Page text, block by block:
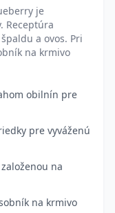
je
Receptúra
a ovos. Pri
na krmivo
obilnín pre
pre vyváženú
na
na krmivo